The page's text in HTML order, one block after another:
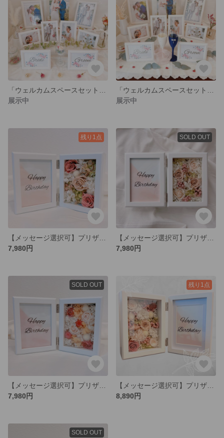
展示中
展示中
残り1点
7,980円
SOLD OUT
7,980円
SOLD OUT
7,980円
残り1点
8,890円
SOLD OUT